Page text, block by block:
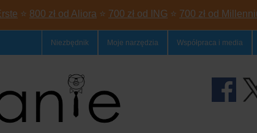
⭐ 800 zł od Aliora ⭐ 700 zł od ING ⭐ 700 zł od
Niezbędnik Moje narzędzia Współpraca i media